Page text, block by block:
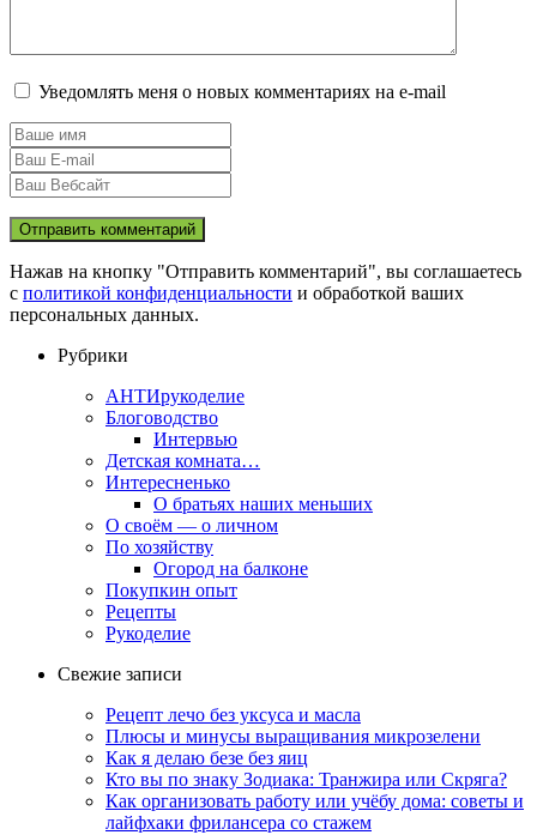
Уведомлять меня о новых комментариях на e-mail
Нажав на кнопку "Отправить комментарий", вы соглашаетесь
с политикой конфиденциальности и обработкой ваших
персональных данных.
Рубрики
АНТИрукоделие
Блоговодство
Интервью
Детская комната…
Интересненько
О братьях наших меньших
О своём — о личном
По хозяйству
Огород на балконе
Покупкин опыт
Рецепты
Рукоделие
Свежие записи
Рецепт лечо без уксуса и масла
Плюсы и минусы выращивания микрозелени
Как я делаю безе без яиц
Кто вы по знаку Зодиака: Транжира или Скряга?
Как организовать работу или учёбу дома: советы и
лайфхаки фрилансера со стажем